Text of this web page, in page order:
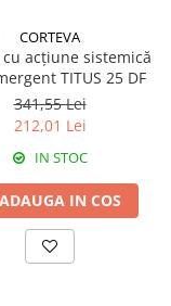
CORTEVA
acțiune sistemică
TITUS 25 DF
341,55 Lei
212,01 Lei
IN STOC
ADAUGA IN COS